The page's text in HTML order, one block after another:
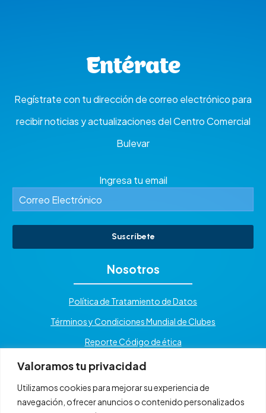
Valoramos tu privacidad
Utilizamos cookies para mejorar su experiencia de
navegación, ofrecer anuncios o contenido personalizados
Entérate
Regístrate con tu dirección de correo electrónico para
recibir noticias y actualizaciones del Centro Comercial
Bulevar
Ingresa tu email
Suscríbete
Nosotros
Política de Tratamiento de Datos
Términos y Condiciones Mundial de Clubes
Reporte Código de ética